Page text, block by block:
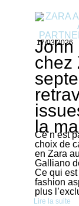
17/03/2026
John
chez
la
Ce n’est
choix de
en Zara
Galliano
Ce qui est
fashion
plus
Lire la suite